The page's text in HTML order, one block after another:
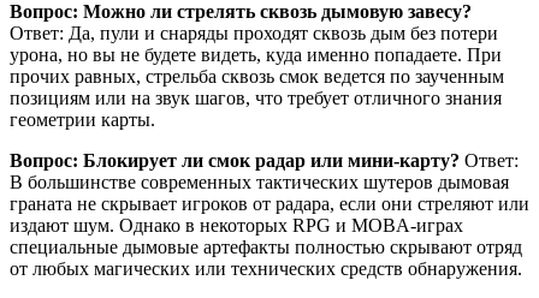
Вопрос: Можно ли стрелять сквозь дымовую завесу?
Ответ: Да, пули и снаряды проходят сквозь дым без потери
урона, но вы не будете видеть, куда именно попадаете. При
прочих равных, стрельба сквозь смок ведется по заученным
позициям или на звук шагов, что требует отличного знания
геометрии карты.
Вопрос: Блокирует ли смок радар или мини-карту? Ответ:
В большинстве современных тактических шутеров дымовая
граната не скрывает игроков от радара, если они стреляют или
издают шум. Однако в некоторых RPG и MOBA-играх
специальные дымовые артефакты полностью скрывают отряд
от любых магических или технических средств обнаружения.